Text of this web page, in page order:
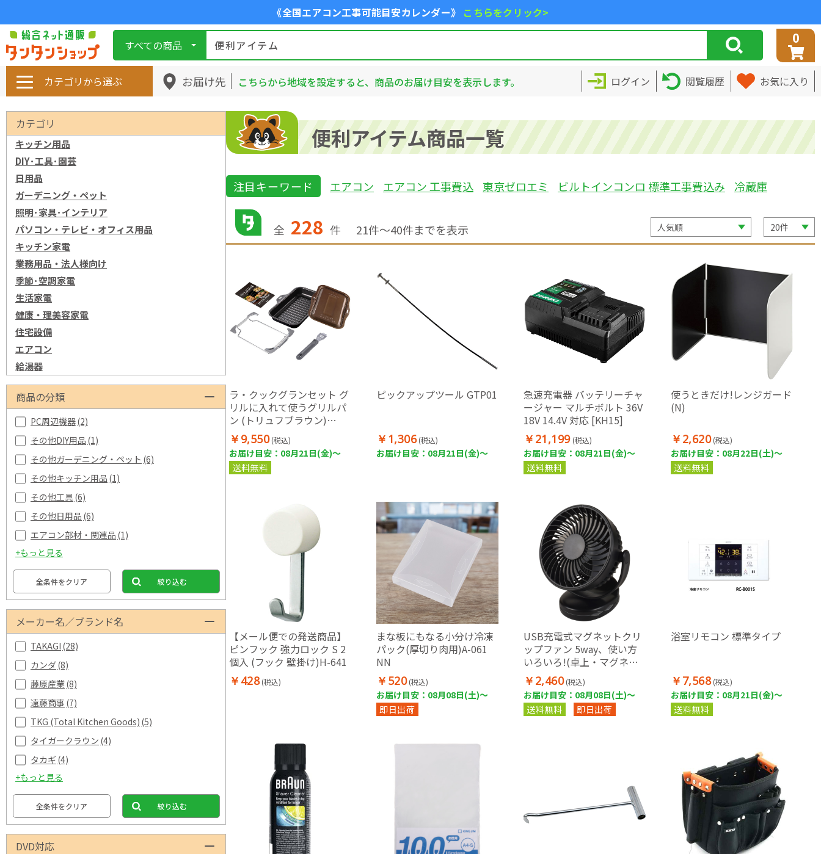
《全国エアコン工事可能目安カレンダー》 こちらをクリック>
すべての商品 0
カテゴリから選ぶ お届け先 こちらから地域を設定すると、商品のお届け目安を表示します。 ログイン 閲覧履歴 お気に入り
カテゴリ
キッチン用品
DIY･工具･園芸
日用品
ガーデニング・ペット
照明･家具･インテリア
パソコン・テレビ・オフィス用品
キッチン家電
業務用品・法人様向け
季節･空調家電
生活家電
健康・理美容家電
住宅設備
エアコン
給湯器
商品の分類
PC周辺機器(2)
その他DIY用品 (1)
その他ガーデニング・ペット (6)
その他キッチン用品 (1)
その他工具(6)
その他日用品 (6)
エアコン部材・関連品 (1)
+もっと見る
全条件をクリア 絞り込む
メーカー名／ブランド名
TAKAGI (28)
カンダ (8)
藤原産業(8)
遠藤商事 (7)
TKG (Total Kitchen Goods) (5)
タイガークラウン (4)
タカギ (4)
+もっと見る
全条件をクリア 絞り込む
DVD対応
便利アイテム商品一覧
注目キーワード エアコン エアコン 工事費込 東京ゼロエミ ビルトインコンロ 標準工事費込み 冷蔵庫
全 228 件 21件〜40件までを表示
ラ・クックグランセット グ
リルに入れて使うグリルパ
ン (トリュフブラウン)
(45601)
￥9,550 (税込)
お届け目安：08月21日(金)～
送料無料
ピックアップツール GTP01
￥1,306 (税込)
お届け目安：08月21日(金)～
急速充電器 バッテリーチャ
ージャー マルチボルト 36V
18V 14.4V 対応 [KH15]
￥21,199 (税込)
お届け目安：08月21日(金)～
送料無料
使うときだけ!レンジガード
(N)
￥2,620 (税込)
お届け目安：08月22日(土)～
送料無料
【メール便での発送商品】
ピンフック 強力ロック S 2
個入 (フック 壁掛け)H-641
￥428 (税込)
まな板にもなる小分け冷凍
パック(厚切り肉用)A-061
NN
￥520 (税込)
お届け目安：08月08日(土)～
即日出荷
USB充電式マグネットクリ
ップファン 5way、使い方
いろいろ!(卓上・マグネッ
ト・クリップ・壁掛け・吊
り下げ)(ブラック)
￥2,460 (税込)
お届け目安：08月08日(土)～
送料無料
即日出荷
浴室リモコン 標準タイプ
￥7,568 (税込)
お届け目安：08月21日(金)～
送料無料